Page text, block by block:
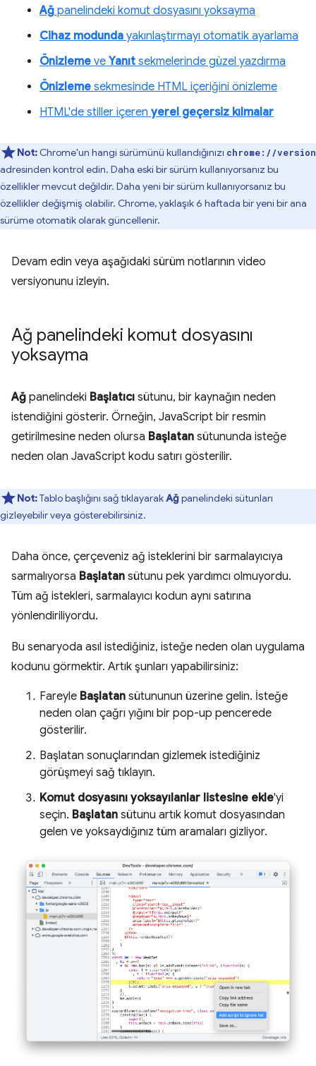
Ağ panelindeki komut dosyasını yoksayma
Cihaz modunda yakınlaştırmayı otomatik ayarlama
Önizleme ve Yanıt sekmelerinde güzel yazdırma
Önizleme sekmesinde HTML içeriğini önizleme
HTML'de stiller içeren yerel geçersiz kılmalar
Not: Chrome'un hangi sürümünü kullandığınızı chrome://version
adresinden kontrol edin. Daha eski bir sürüm kullanıyorsanız bu
özellikler mevcut değildir. Daha yeni bir sürüm kullanıyorsanız bu
özellikler değişmiş olabilir. Chrome, yaklaşık 6 haftada bir yeni bir ana
sürüme otomatik olarak güncellenir.
Devam edin veya aşağıdaki sürüm notlarının video
versiyonunu izleyin.
Ağ panelindeki komut dosyasını
yoksayma
Ağ panelindeki Başlatıcı sütunu, bir kaynağın neden
istendiğini gösterir. Örneğin, JavaScript bir resmin
getirilmesine neden olursa Başlatan sütununda isteğe
neden olan JavaScript kodu satırı gösterilir.
Not:Tablo başlığını sağ tıklayarakAğpanelindeki sütunları
gizleyebilir veya gösterebilirsiniz.
Daha önce, çerçeveniz ağ isteklerini bir sarmalayıcıya
sarmalıyorsa Başlatan sütunu pek yardımcı olmuyordu.
Tüm ağ istekleri, sarmalayıcı kodun aynı satırına
yönlendiriliyordu.
Bu senaryoda asıl istediğiniz, isteğe neden olan uygulama
kodunu görmektir. Artık şunları yapabilirsiniz:
Fareyle Başlatan sütununun üzerine gelin. İsteğe
neden olan çağrı yığını bir pop-up pencerede
gösterilir.
Başlatan sonuçlarından gizlemek istediğiniz
görüşmeyi sağ tıklayın.
Komut dosyasını yoksayılanlar listesine ekle'yi
seçin. Başlatan sütunu artık komut dosyasından
gelen ve yoksaydığınız tüm aramaları gizliyor.